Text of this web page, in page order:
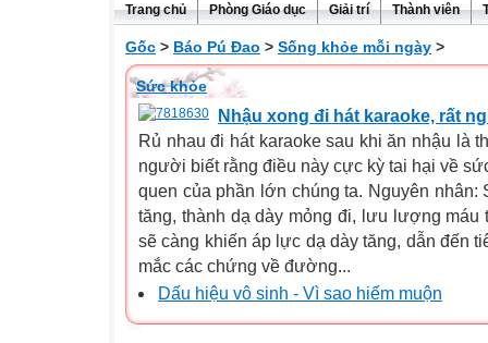
Trang chủ Phòng Giáo dục Giải trí Thành viên
Gốc > Báo Pú Đao > Sống khỏe mỗi ngày >
Sức khỏe
Nhậu xong đi hát karaoke, rất
Rủ nhau đi hát karaoke sau khi ăn nhậu là
người biết rằng điều này cực kỳ tai hại về
quen của phần lớn chúng ta. Nguyên nhân:
tăng, thành dạ dày mỏng đi, lưu lượng máu
sẽ càng khiến áp lực dạ dày tăng, dẫn đến
mắc các chứng về đường...
Dấu hiệu vô sinh - Vì sao hiếm muộn